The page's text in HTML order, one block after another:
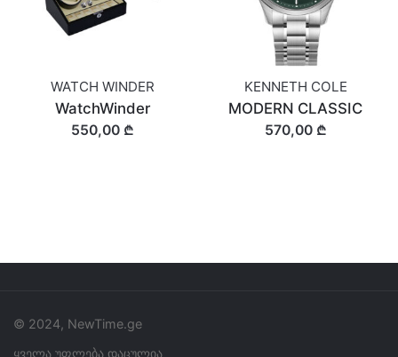
WATCH WINDER
WatchWinder
550,00 ₾
KENNETH COLE
MODERN CLASSIC
570,00 ₾
© 2024, NewTime.ge
ყველა უფლება დაცულია